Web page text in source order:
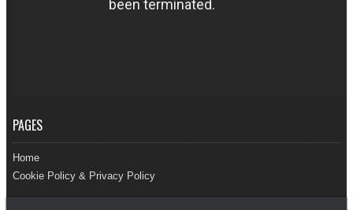
PAGES
Home
Cookie Policy & Privacy Policy